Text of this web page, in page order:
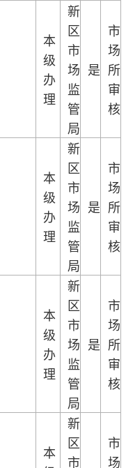
本
级
办
理
新
区
市
场
监
管
局
是
市
场
所
审
核
本
级
办
理
新
区
市
场
监
管
局
是
市
场
所
审
核
本
级
办
理
新
区
市
场
监
管
局
是
市
场
所
审
核
本
新
区
市
市
场